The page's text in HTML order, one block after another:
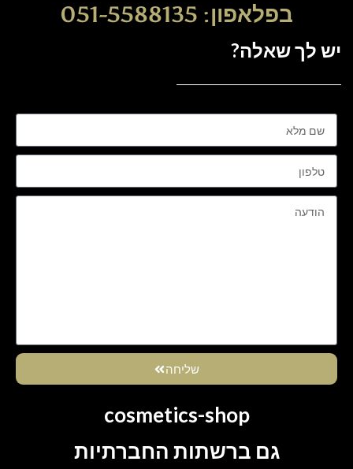
בפלאפון: 051-5588135
יש לך שאלה?
שליחה
cosmetics-shop
גם ברשתות החברתיות